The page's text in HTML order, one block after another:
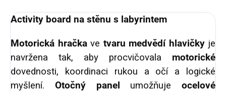
Activity board na stěnu s labyrintem
Motorická hračkave tvaru medvědí hlavičkyje
navržena tak, aby procvičovala motorické
dovednosti, koordinaci rukou a očí a logické
myšlení. Otočný panel umožňuje ocelové